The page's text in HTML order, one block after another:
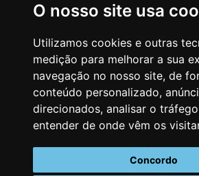
O nosso site usa
Utilizamos cookies e outras
medição para melhorar a sua
navegação no nosso site, de
conteúdo personalizado,
direcionados, analisar o
entender de onde vêm os
Concordo
AGÊNCIA
COMO
NOSSOS
CASES &
BLOG
VAGAS